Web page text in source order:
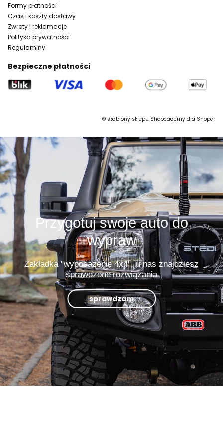
Formy płatności
Czas i koszty dostawy
Zwroty i reklamacje
Polityka prywatności
Regulaminy
Bezpieczne płatności
© szablony sklepu Shopcademy dla Shoper
Przygotuj swoje auto do
wypraw
Zakładka "wyposażenie 4x4", u nas znajdziesz
sprawdzone rozwiązania
sprawdzam